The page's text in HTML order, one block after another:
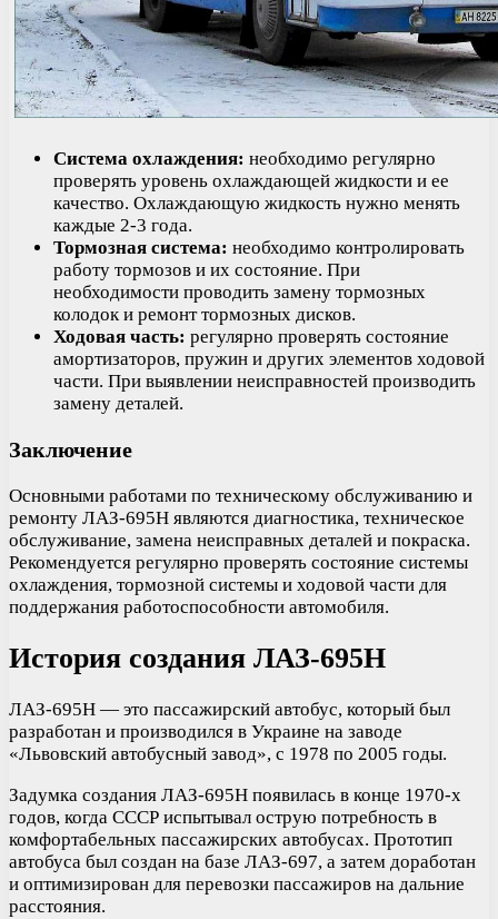
Система охлаждения: необходимо регулярно
проверять уровень охлаждающей жидкости и ее
качество. Охлаждающую жидкость нужно менять
каждые 2-3 года.
Тормозная система: необходимо контролировать
работу тормозов и их состояние. При
необходимости проводить замену тормозных
колодок и ремонт тормозных дисков.
Ходовая часть: регулярно проверять состояние
амортизаторов, пружин и других элементов ходовой
части. При выявлении неисправностей производить
замену деталей.
Заключение
Основными работами по техническому обслуживанию и
ремонту ЛАЗ-695Н являются диагностика, техническое
обслуживание, замена неисправных деталей и покраска.
Рекомендуется регулярно проверять состояние системы
охлаждения, тормозной системы и ходовой части для
поддержания работоспособности автомобиля.
История создания ЛАЗ-695Н
ЛАЗ-695Н — это пассажирский автобус, который был
разработан и производился в Украине на заводе
«Львовский автобусный завод», с 1978 по 2005 годы.
Задумка создания ЛАЗ-695Н появилась в конце 1970-х
годов, когда СССР испытывал острую потребность в
комфортабельных пассажирских автобусах. Прототип
автобуса был создан на базе ЛАЗ-697, а затем доработан
и оптимизирован для перевозки пассажиров на дальние
расстояния.